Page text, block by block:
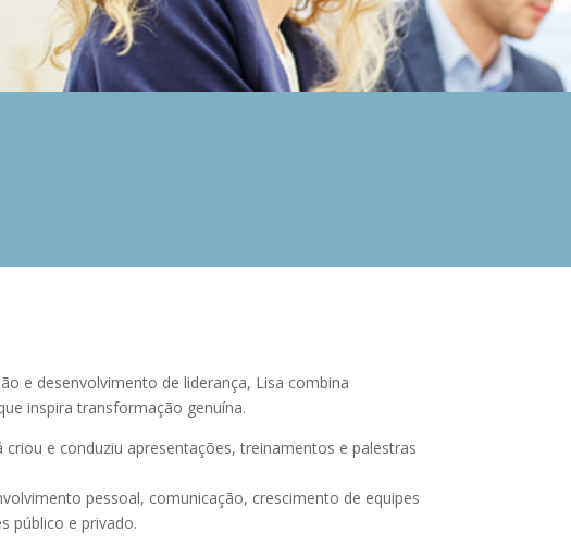
e desenvolvimento de liderança, Lisa combina
inspira transformação genuína.
e conduziu apresentações, treinamentos e palestras
pessoal, comunicação, crescimento de equipes
público e privado.